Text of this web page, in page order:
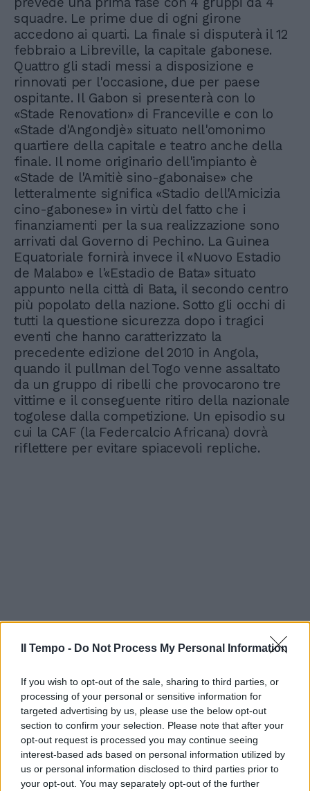
Il Tempo - Do Not Process My Personal Information
If you wish to opt-out of the sale, sharing to third parties, or
processing of your personal or sensitive information for
targeted advertising by us, please use the below opt-out
section to confirm your selection. Please note that after your
opt-out request is processed you may continue seeing
interest-based ads based on personal information utilized by
us or personal information disclosed to third parties prior to
your opt-out. You may separately opt-out of the further
squadre. Le prime due di ogni girone
accedono ai quarti. La finale si disputerà il 12
febbraio a Libreville, la capitale gabonese.
Quattro gli stadi messi a disposizione e
rinnovati per l'occasione, due per paese
ospitante. Il Gabon si presenterà con lo
«Stade Renovation» di Franceville e con lo
«Stade d'Angondjè» situato nell'omonimo
quartiere della capitale e teatro anche della
finale. Il nome originario dell'impianto è
«Stade de l'Amitiè sino-gabonaise» che
letteralmente significa «Stadio dell'Amicizia
cino-gabonese» in virtù del fatto che i
finanziamenti per la sua realizzazione sono
arrivati dal Governo di Pechino. La Guinea
Equatoriale fornirà invece il «Nuovo Estadio
de Malabo» e l'«Estadio de Bata» situato
appunto nella città di Bata, il secondo centro
più popolato della nazione. Sotto gli occhi di
tutti la questione sicurezza dopo i tragici
eventi che hanno caratterizzato la
precedente edizione del 2010 in Angola,
quando il pullman del Togo venne assaltato
da un gruppo di ribelli che provocarono tre
vittime e il conseguente ritiro della nazionale
togolese dalla competizione. Un episodio su
cui la CAF (la Federcalcio Africana) dovrà
riflettere per evitare spiacevoli repliche.